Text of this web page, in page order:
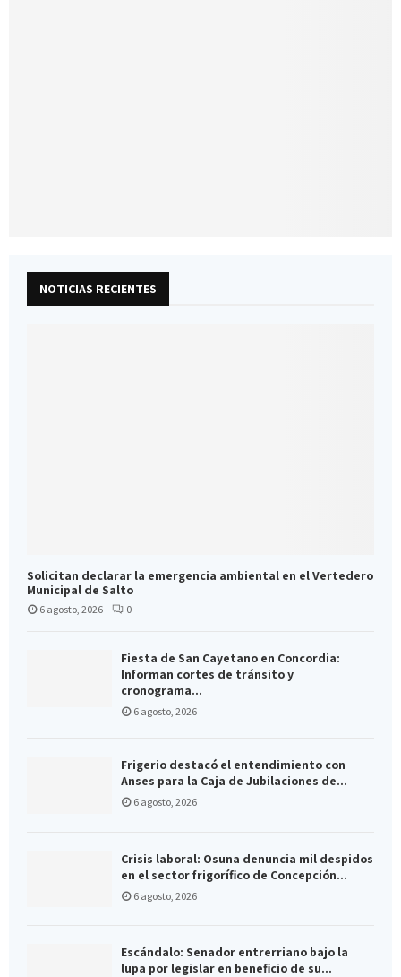
NOTICIAS RECIENTES
Solicitan declarar la emergencia ambiental en el Vertedero
Municipal de Salto
6 agosto, 2026 0
Fiesta de San Cayetano en Concordia:
Informan cortes de tránsito y
cronograma...
6 agosto, 2026
Frigerio destacó el entendimiento con
Anses para la Caja de Jubilaciones de...
6 agosto, 2026
Crisis laboral: Osuna denuncia mil despidos
en el sector frigorífico de Concepción...
6 agosto, 2026
Escándalo: Senador entrerriano bajo la
lupa por legislar en beneficio de su...